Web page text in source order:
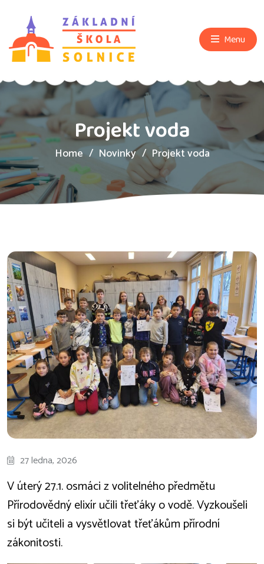
Menu
Projekt voda
Home Novinky Projekt voda
27 ledna, 2026
V úterý 27.1. osmáci z volitelného předmětu
Přírodovědný elixír učili třeťáky o vodě. Vyzkoušeli
si být učiteli a vysvětlovat třeťákům přírodní
zákonitosti.